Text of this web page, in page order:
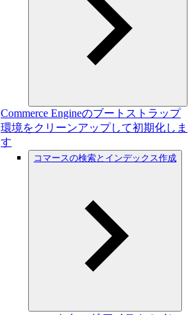
Commerce Engineのブートストラップ
環境をクリーンアップして初期化しま
す
コマースの検索とインデックス作成